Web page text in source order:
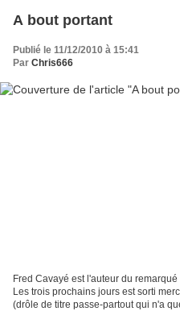
A bout portant
Publié le 11/12/2010 à 15:41
Par Chris666
Fred Cavayé est l'auteur du
Les trois prochains jours est sorti
(drôle de titre passe-partout qui n'a